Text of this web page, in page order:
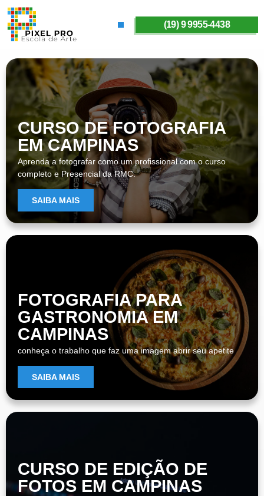
(19) 9 9955-4438
CURSO DE FOTOGRAFIA
EM CAMPINAS
Aprenda a fotografar como um profissional com o curso
completo e Presencial da RMC.
SAIBA MAIS
FOTOGRAFIA PARA
GASTRONOMIA EM
CAMPINAS
conheça o trabalho que faz uma imagem abrir seu apetite
SAIBA MAIS
CURSO DE EDIÇÃO DE
FOTOS EM CAMPINAS